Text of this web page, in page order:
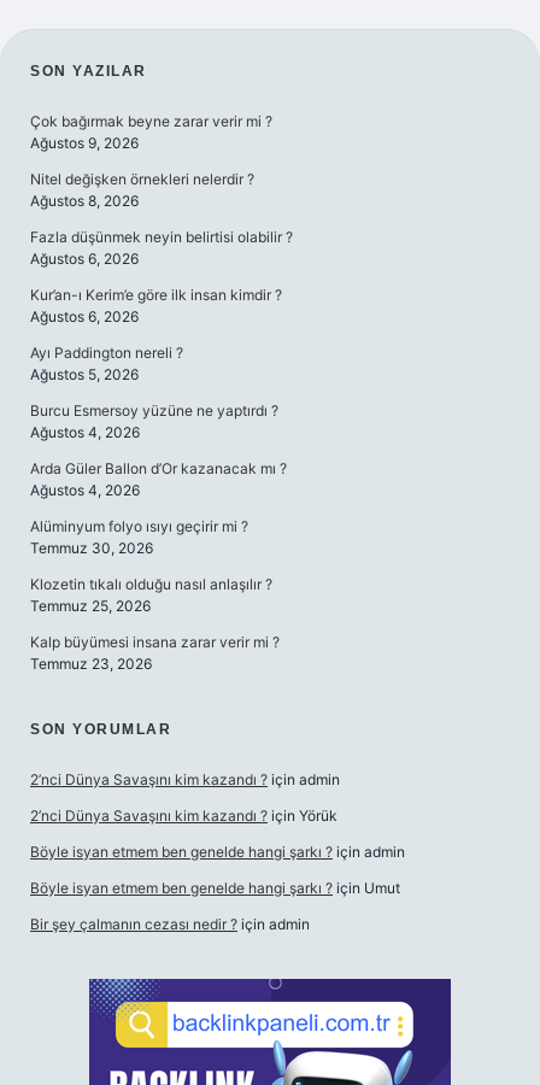
SIDEBAR
SON YAZILAR
Çok bağırmak beyne zarar verir mi ?
Ağustos 9, 2026
Nitel değişken örnekleri nelerdir ?
Ağustos 8, 2026
Fazla düşünmek neyin belirtisi olabilir ?
Ağustos 6, 2026
Kur’an-ı Kerim’e göre ilk insan kimdir ?
Ağustos 6, 2026
Ayı Paddington nereli ?
Ağustos 5, 2026
Burcu Esmersoy yüzüne ne yaptırdı ?
Ağustos 4, 2026
Arda Güler Ballon d’Or kazanacak mı ?
Ağustos 4, 2026
Alüminyum folyo ısıyı geçirir mi ?
Temmuz 30, 2026
Klozetin tıkalı olduğu nasıl anlaşılır ?
Temmuz 25, 2026
Kalp büyümesi insana zarar verir mi ?
Temmuz 23, 2026
SON YORUMLAR
2’nci Dünya Savaşını kim kazandı ? için admin
2’nci Dünya Savaşını kim kazandı ? için Yörük
Böyle isyan etmem ben genelde hangi şarkı ? için admin
Böyle isyan etmem ben genelde hangi şarkı ? için Umut
Bir şey çalmanın cezası nedir ? için admin